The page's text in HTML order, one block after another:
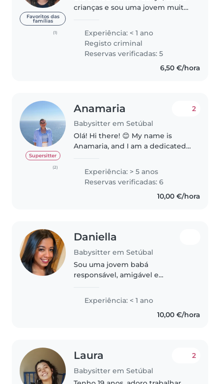
Favoritos das
famílias
(1)
crianças e sou uma jovem muito
crianças e bebés. Domino os
idiomas português, inglês e..
Experiência: < 1 ano
Registo criminal
Reservas verificadas: 5
6,50 €/hora
Supersitter
(2)
Anamaria
Babysitter em Setúbal
2
Olá! Hi there! 😊 My name is
Anamaria, and I am a dedicated,
childcare provider. I hold a
Bachelor's degree in Speech and
Experiência: > 5 anos
Reservas verificadas: 6
10,00 €/hora
Daniella
Babysitter em Setúbal
Sou uma jovem babá
responsável, amigável e
seus pequenos com carinho e
atenção. Tenho experiência com
bebês e crianças pequenas, e
Experiência: < 1 ano
10,00 €/hora
Laura
Babysitter em Setúbal
2